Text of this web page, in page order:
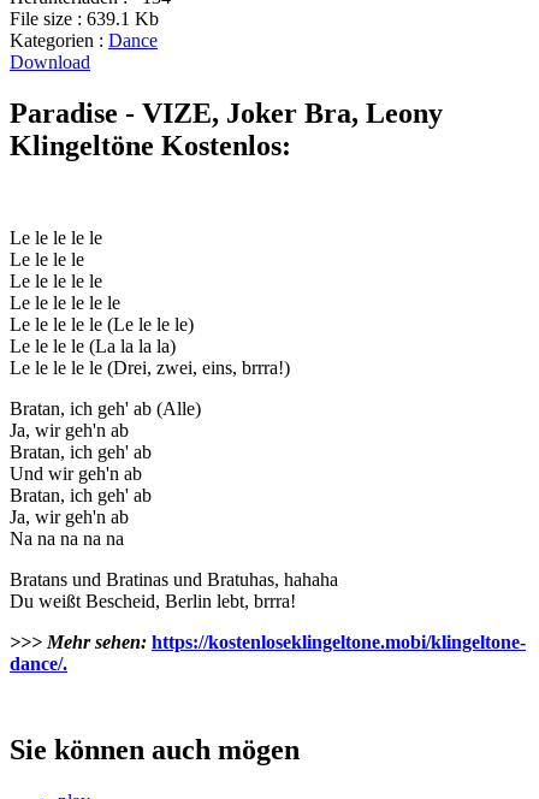
File size : 639.1 Kb
Kategorien : Dance
Download
Paradise - VIZE, Joker Bra, Leony
Klingeltöne Kostenlos:
Le le le le le
Le le le le
Le le le le le
Le le le le le le
Le le le le le (Le le le le)
Le le le le (La la la la)
Le le le le le (Drei, zwei, eins, brrra!)
Bratan, ich geh' ab (Alle)
Ja, wir geh'n ab
Bratan, ich geh' ab
Und wir geh'n ab
Bratan, ich geh' ab
Ja, wir geh'n ab
Na na na na na
Bratans und Bratinas und Bratuhas, hahaha
Du weißt Bescheid, Berlin lebt, brrra!
>>> Mehr sehen: https://kostenloseklingeltone.mobi/klingeltone-
dance/.
Sie können auch mögen